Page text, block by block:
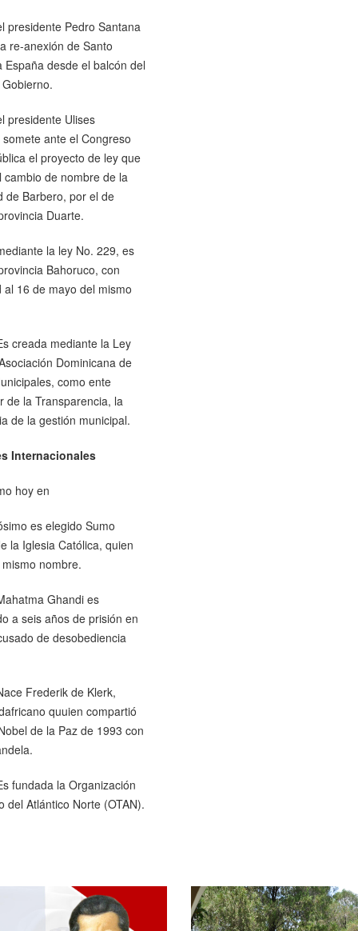
presidente Pedro Santana
re-anexión de Santo
España desde el balcón del
presidente Ulises
ante el Congreso
el proyecto de ley que
cambio de nombre de la
de Barbero, por el de
Duarte.
la ley No. 229, es
Bahoruco, con
al 16 de mayo del mismo
creada mediante la Ley
Dominicana de
como ente
de la Transparencia, la
de la gestión municipal.
Internacionales
hoy en
es elegido Sumo
la Iglesia Católica, quien
nombre.
Ghandi es
a seis años de prisión en
de desobediencia
Frederik de Klerk,
quuien compartió
de la Paz de 1993 con
fundada la Organización
del Atlántico Norte (OTAN).